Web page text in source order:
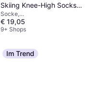
Skiing Knee-High Socks
Women - Black/Mix
Socke,
Sportstrumpf/Trainingsstrumpf,
Material: Wolle, Polypropylen,
€ 19,05
9+ Shops
Im Trend